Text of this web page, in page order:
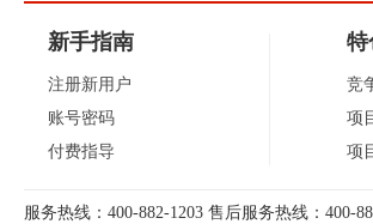
新手指南
注册新用户
账号密码
付费指导
特
竞
项
项
服务热线：400-882-1203 售后服务热线：400-